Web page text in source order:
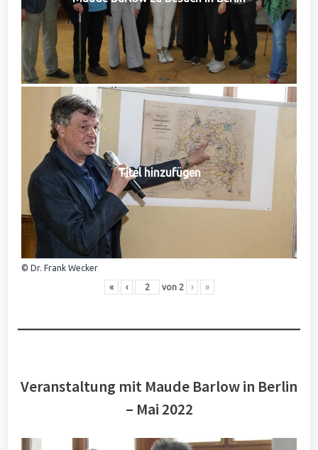
Titel hinzufügen
© Dr. Frank Wecker
« ‹ von 2 › »
Veranstaltung mit Maude Barlow in Berlin
– Mai 2022